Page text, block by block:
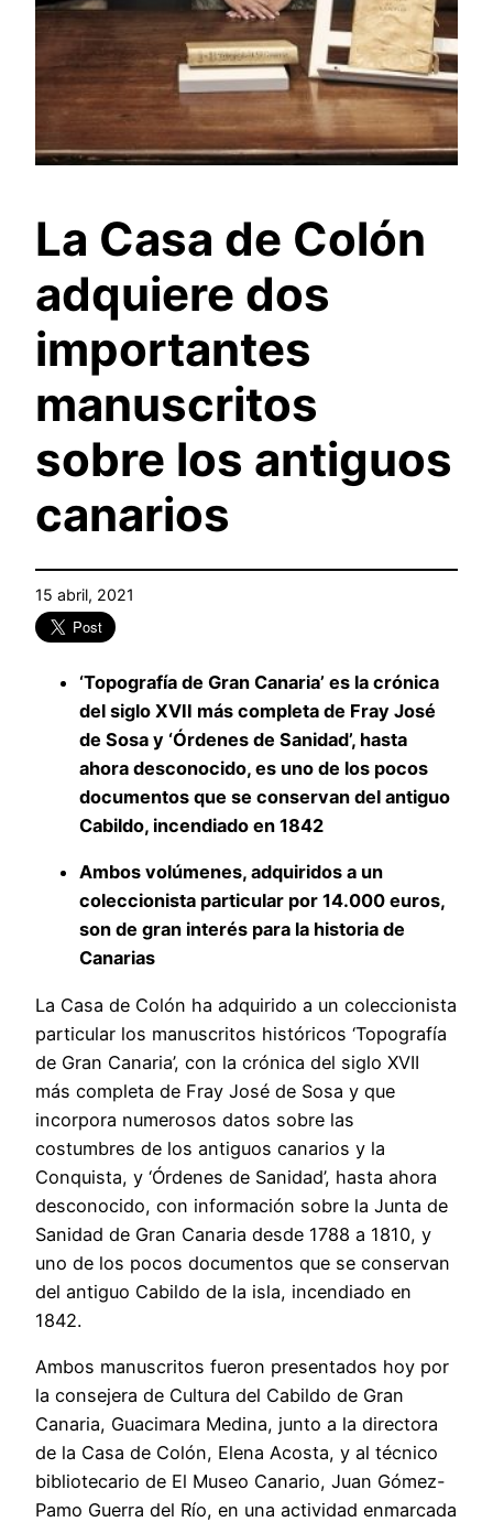
La Casa de Colón
adquiere dos
importantes
manuscritos
sobre los antiguos
canarios
15 abril, 2021
‘Topografía de Gran Canaria’ es la crónica
del siglo XVII más completa de Fray José
de Sosa y ‘Órdenes de Sanidad’, hasta
ahora desconocido, es uno de los pocos
documentos que se conservan del antiguo
Cabildo, incendiado en 1842
Ambos volúmenes, adquiridos a un
coleccionista particular por 14.000 euros,
son de gran interés para la historia de
Canarias
La Casa de Colón ha adquirido a un coleccionista
particular los manuscritos históricos ‘Topografía
de Gran Canaria’, con la crónica del siglo XVII
más completa de Fray José de Sosa y que
incorpora numerosos datos sobre las
costumbres de los antiguos canarios y la
Conquista, y ‘Órdenes de Sanidad’, hasta ahora
desconocido, con información sobre la Junta de
Sanidad de Gran Canaria desde 1788 a 1810, y
uno de los pocos documentos que se conservan
del antiguo Cabildo de la isla, incendiado en
1842.
Ambos manuscritos fueron presentados hoy por
la consejera de Cultura del Cabildo de Gran
Canaria, Guacimara Medina, junto a la directora
de la Casa de Colón, Elena Acosta, y al técnico
bibliotecario de El Museo Canario, Juan Gómez-
Pamo Guerra del Río, en una actividad enmarcada